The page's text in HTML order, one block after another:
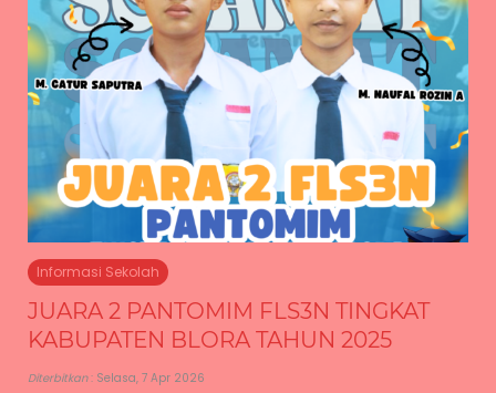
Informasi Sekolah
JUARA 2 PANTOMIM FLS3N TINGKAT
KABUPATEN BLORA TAHUN 2025
Diterbitkan: Selasa, 7 Apr 2026